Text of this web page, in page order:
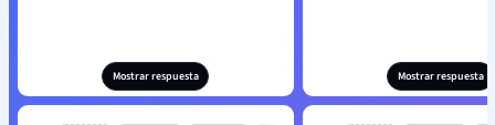
Mostrar respuesta Mostrar respuesta